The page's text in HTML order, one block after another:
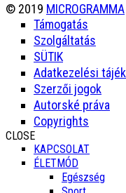
© 2019 MICROGRAMMA
Támogatás
Szolgáltatás
SÜTIK
Adatkezelési
Szerzői jogok
Autorské práva
Copyrights
CLOSE
KAPCSOLAT
ÉLETMÓD
Egészség